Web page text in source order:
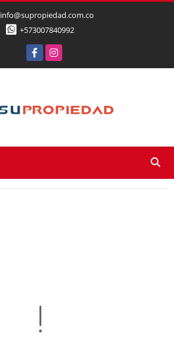
info@supropiedad.com.co
+573007840992
FacebookInstagram